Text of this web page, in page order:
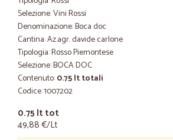
Selezione: Vini Rossi
Denominazione: Boca doc
Cantina: Az.agr. davide carlone
Tipologia: Rosso Piemontese
Selezione: BOCA DOC
Contenuto:0.75 lt totali
Codice: 1007202
0.75 lt tot
49,88 €/Lt